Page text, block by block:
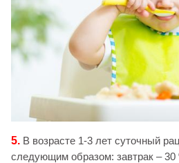
5. В возрасте 1-3 лет суточный
следующим образом: завтрак – 30